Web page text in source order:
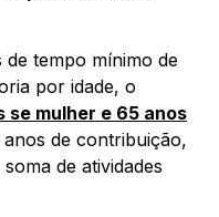
de tempo mínimo de
por idade, o
se mulher e 65 anos
de contribuição,
de atividades